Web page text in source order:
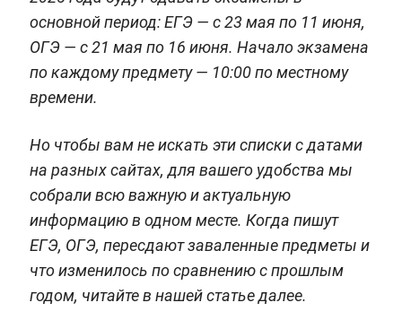
основной период: ЕГЭ — с 23 мая по 11 июня,
ОГЭ — с 21 мая по 16 июня. Начало экзамена
по каждому предмету — 10:00 по местному
времени.
Но чтобы вам не искать эти списки с датами
на разных сайтах, для вашего удобства мы
собрали всю важную и актуальную
информацию в одном месте. Когда пишут
ЕГЭ, ОГЭ, пересдают заваленные предметы и
что изменилось по сравнению с прошлым
годом, читайте в нашей статье далее.